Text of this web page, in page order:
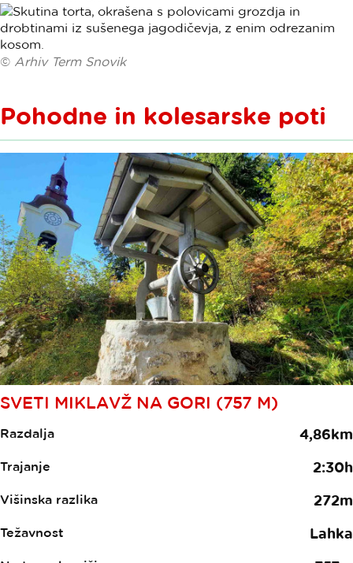
© Arhiv Term Snovik
Pohodne in kolesarske poti
SVETI MIKLAVŽ NA GORI (757 M)
Razdalja 4,86km
Trajanje 2:30h
Višinska razlika 272m
Težavnost Lahka